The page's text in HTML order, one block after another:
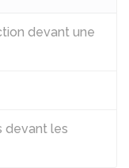
devant une
devant les